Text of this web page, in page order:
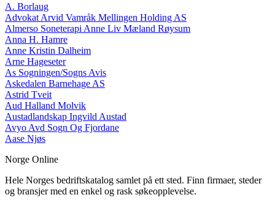
A. Borlaug
Advokat Arvid Vamråk Mellingen Holding AS
Almerso Soneterapi Anne Liv Mæland Røysum
Anna H. Hamre
Anne Kristin Dalheim
Arne Hageseter
As Sogningen/Sogns Avis
Askedalen Barnehage AS
Astrid Tveit
Aud Halland Molvik
Austadlandskap Ingvild Austad
Avyo Avd Sogn Og Fjordane
Aase Njøs
Norge Online
Hele Norges bedriftskatalog samlet på ett sted. Finn firmaer, steder
og bransjer med en enkel og rask søkeopplevelse.